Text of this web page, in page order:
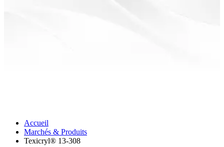
Accueil
Marchés & Produits
Texicryl® 13-308